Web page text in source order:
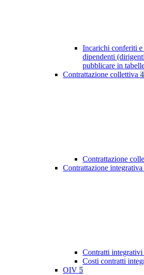
Incarichi conferiti e
dipendenti
pubblicare in
Contrattazione collettiva 4
Contrattazione
Contrattazione integrativa
Contratti integrativi
Costi contratti
OIV 5